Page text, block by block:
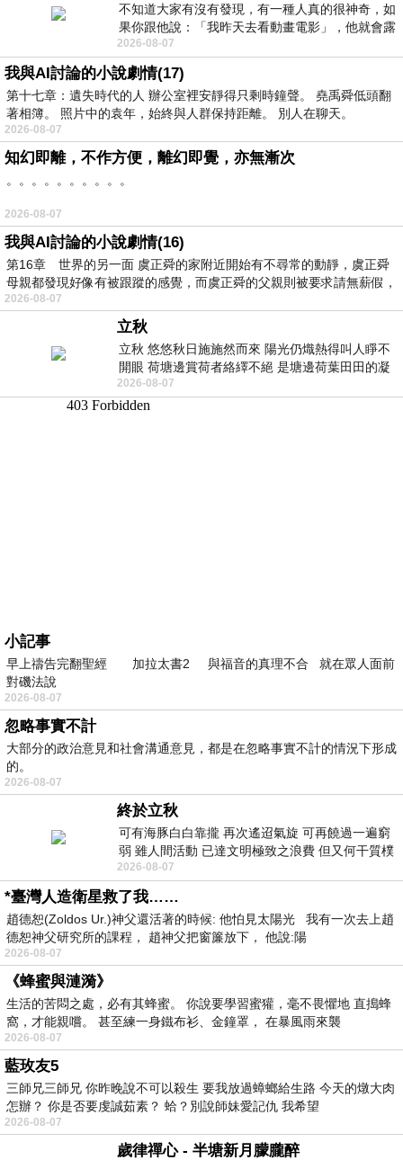
不知道大家有沒有發現，有一種人真的很神奇，如
果你跟他說：「我昨天去看動畫電影」，他就會露
出一種慈祥的微笑，然後問你是不是陪小
2026-08-07
我與AI討論的小說劇情(17)
第十七章：遺失時代的人 辦公室裡安靜得只剩時鐘聲。 堯禹舜低頭翻
著相簿。 照片中的袁年，始終與人群保持距離。 別人在聊天。
2026-08-07
知幻即離，不作方便，離幻即覺，亦無漸次
。。。。。。。。。。
2026-08-07
我與AI討論的小說劇情(16)
第16章 世界的另一面 虞正舜的家附近開始有不尋常的動靜，虞正舜
母親都發現好像有被跟蹤的感覺，而虞正舜的父親則被要求請無薪假，
2026-08-07
立秋
立秋 悠悠秋日施施然而來 陽光仍熾熱得叫人睜不
開眼 荷塘邊賞荷者絡繹不絕 是塘邊荷葉田田的凝
望 風中飄逸的是映日荷花別樣紅
2026-08-07
小記事
早上禱告完翻聖經 加拉太書2 與福音的真理不合 就在眾人面前
對磯法說
2026-08-07
忽略事實不計
大部分的政治意見和社會溝通意見，都是在忽略事實不計的情況下形成
的。
2026-08-07
終於立秋
可有海豚白白靠攏 再次遙迢氣旋 可再饒過一遍窮
弱 雖人間活動 已達文明極致之浪費 但又何干質樸
者 只能白白陪葬
2026-08-07
*臺灣人造衛星救了我……
趙德恕(Zoldos Ur.)神父還活著的時候: 他怕見太陽光 我有一次去上趙
德恕神父研究所的課程， 趙神父把窗簾放下， 他說:陽
2026-08-07
《蜂蜜與漣漪》
生活的苦悶之處，必有其蜂蜜。 你說要學習蜜獾，毫不畏懼地 直搗蜂
窩，才能親嚐。 甚至練一身鐵布衫、金鐘罩， 在暴風雨來襲
2026-08-07
藍玫友5
三師兄三師兄 你昨晚說不可以殺生 要我放過蟑螂給生路 今天的燉大肉
怎辦？ 你是否要虔誠茹素？ 蛤？別說師妹愛記仇 我希望
2026-08-07
歲律禪心 - 半塘新月朦朧醉